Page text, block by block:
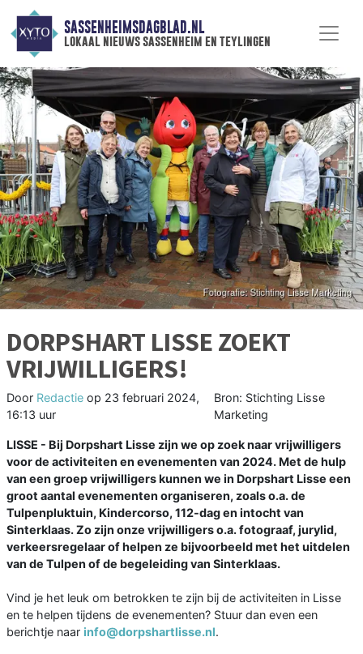
SASSENHEIMSDAGBLAD.NL
lokaal nieuws sassenheim en teylingen
DORPSHART LISSE ZOEKT
VRIJWILLIGERS!
Door Redactie op 23 februari 2024,
16:13 uur
Bron: Stichting Lisse
Marketing
LISSE - Bij Dorpshart Lisse zijn we op zoek naar vrijwilligers
voor de activiteiten en evenementen van 2024. Met de hulp
van een groep vrijwilligers kunnen we in Dorpshart Lisse een
groot aantal evenementen organiseren, zoals o.a. de
Tulpenpluktuin, Kindercorso, 112-dag en intocht van
Sinterklaas. Zo zijn onze vrijwilligers o.a. fotograaf, jurylid,
verkeersregelaar of helpen ze bijvoorbeeld met het uitdelen
van de Tulpen of de begeleiding van Sinterklaas.
Vind je het leuk om betrokken te zijn bij de activiteiten in Lisse
en te helpen tijdens de evenementen? Stuur dan even een
berichtje naar info@dorpshartlisse.nl.